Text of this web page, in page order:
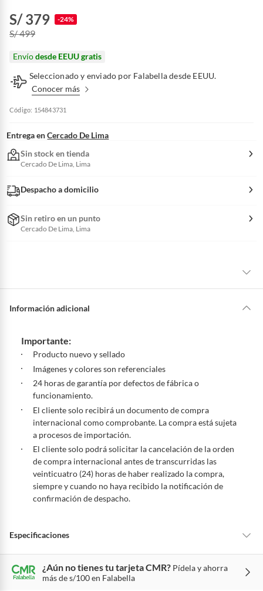
S/ 379 -24%
S/ 499
Envíodesde EEUU gratis
Seleccionado y enviado por Falabella desde EEUU.
Conocer más
Código: 154843731
Entrega en Cercado De Lima
Sin stock en tienda
Cercado De Lima, Lima
Despacho a domicilio
Sin retiro en un punto
Cercado De Lima, Lima
hacer una devolución.
Conoce cuáles son:
Productos vendidos por
Falabella, Tottus y otros vendedores tienen:
48 horas: cemento, mezclas de hormigón, morteros, yeso y otros
productos para asfalto, hormigón, albañilería.
7 días: colchones y productos de combustión.
Productos vendidos porSodimactienen:
48 horas: cemento, mezclas de hormigón, morteros, yeso y otros
productos para asfalto.
7 días: productos eléctricos o a combustión, electrodomésticos,
tecnología, línea blanca, colchones, muebles, bicicletas y
máquinas.
Productos de compra internacional.
Productos perecibles como alimentos, bebidas, medicamentos,
suplementos alimenticios, vitaminas.
Información adicional
Importante:
Producto nuevo y sellado
Imágenes y colores son referenciales
24 horas de garantía por defectos de fábrica o
funcionamiento.
El cliente solo recibirá un documento de compra
internacional como comprobante. La compra está sujeta
a procesos de importación.
El cliente solo podrá solicitar la cancelación de la orden
de compra internacional antes de transcurridas las
veinticuatro (24) horas de haber realizado la compra,
siempre y cuando no haya recibido la notificación de
confirmación de despacho.
Especificaciones
Condicion del
producto
Nuevo
¿Aún no tienes tu tarjeta CMR? Pídela y ahorra
más de s/100 en Falabella